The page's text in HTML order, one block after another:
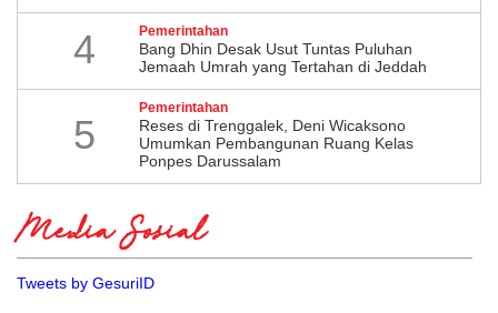
4 Pemerintahan
Bang Dhin Desak Usut Tuntas Puluhan
Jemaah Umrah yang Tertahan di Jeddah
5
Pemerintahan
​Reses di Trenggalek, Deni Wicaksono
Umumkan Pembangunan Ruang Kelas
Ponpes Darussalam
Media Sosial
Tweets by GesuriID